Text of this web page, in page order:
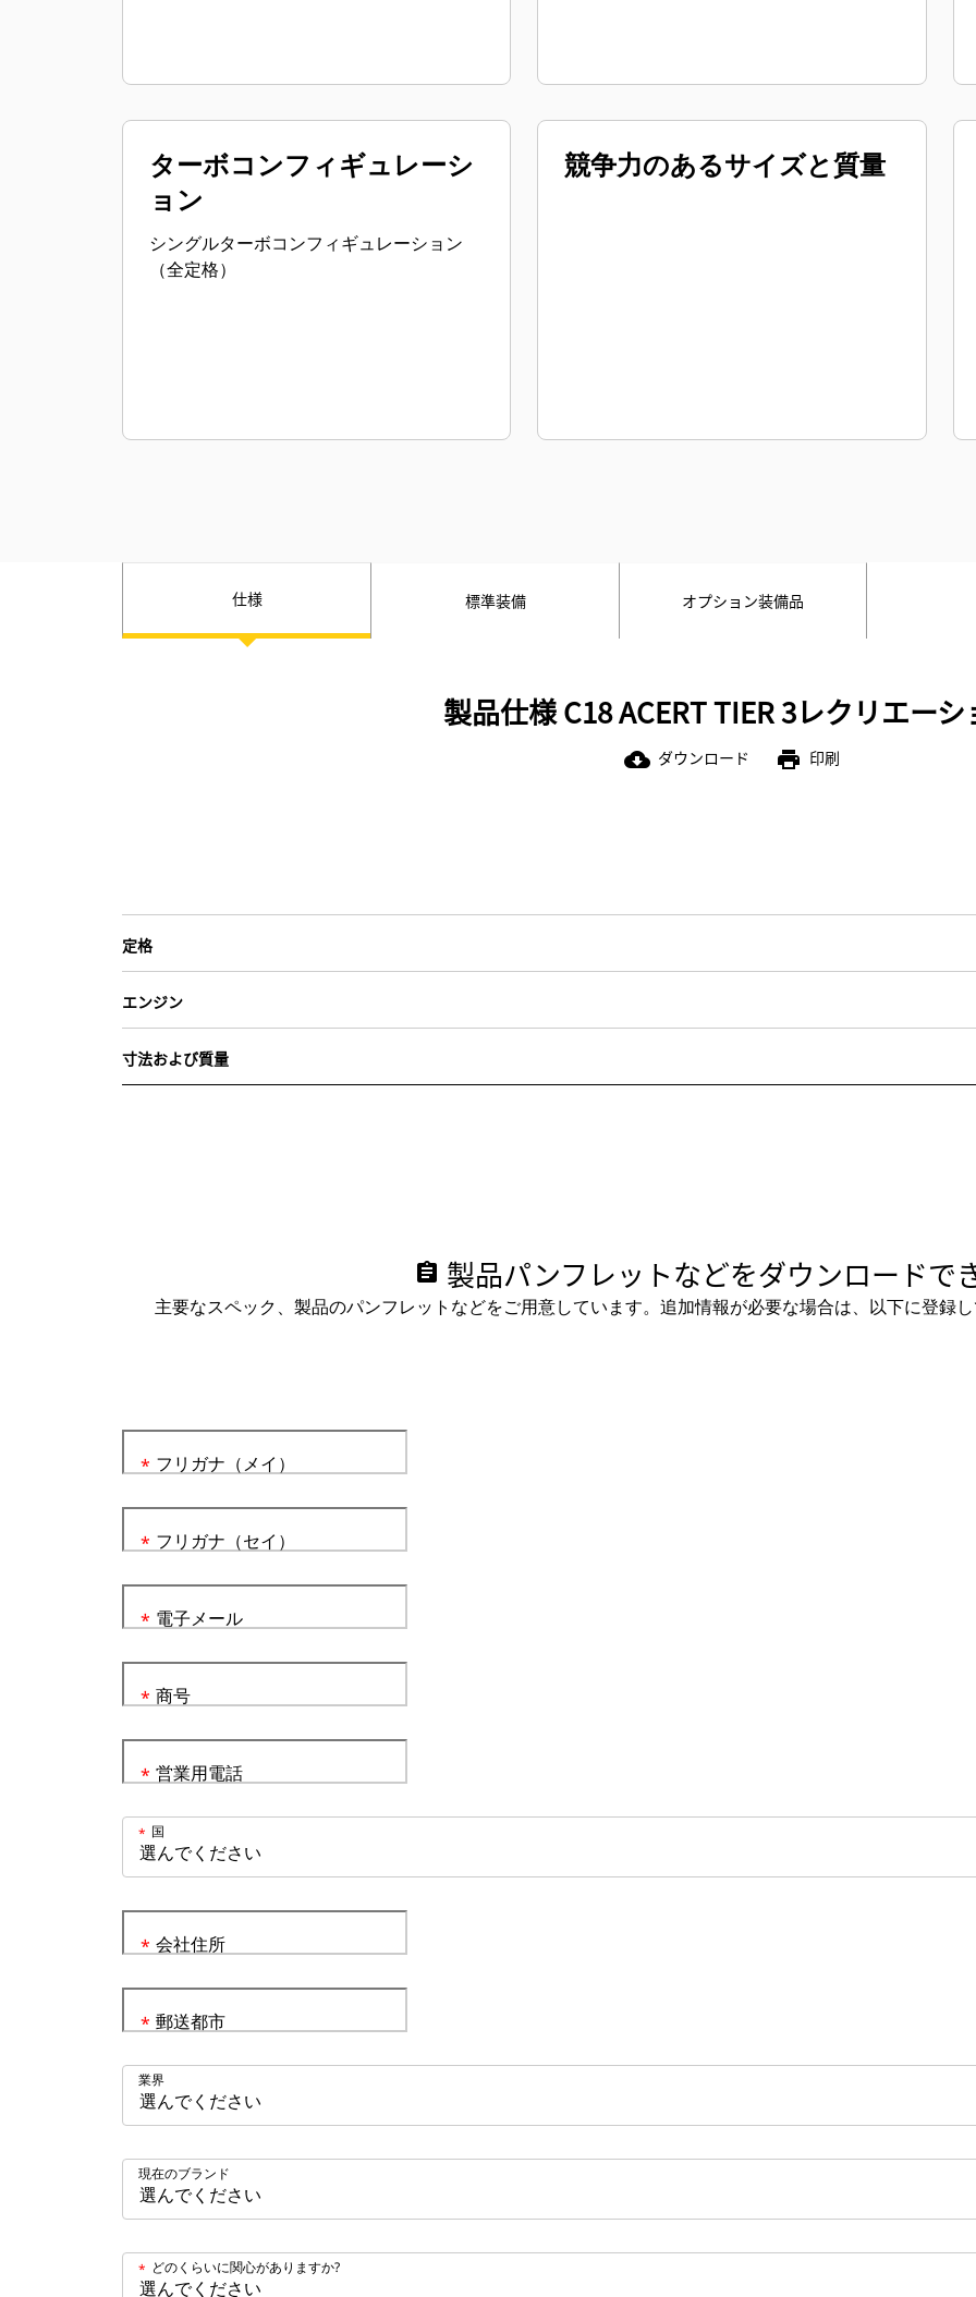
ターボコンフィギュレーシ
ョン
シングルターボコンフィギュレーション
（全定格）
競争力のあるサイズと質量
仕様 標準装備 オプション装備品
製品仕様 C18 ACERT TIER 3レクリエーシ
cloud_download ダウンロード print 印刷
定格
エンジン
寸法および質量
assignment 製品パンフレットなどをダウンロードで
主要なスペック、製品のパンフレットなどをご用意しています。追加情報が必要な場合は、以下に登録
フリガナ（メイ）
*
フリガナ（セイ）
*
電子メール
*
商号
*
営業用電話
*
国
*
会社住所
*
郵送都市
*
業界
現在のブランド
どのくらいに関心がありますか?
*